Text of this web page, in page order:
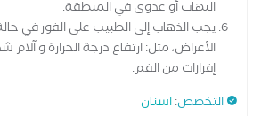
التهاب أو عدوى في المنطقة.
يجب الذهاب إلى الطبيب على الفور في
الأعراض، مثل: ارتفاع درجة الحرارة و آلام
إفرازات من الفم.
التخصص:اسنان